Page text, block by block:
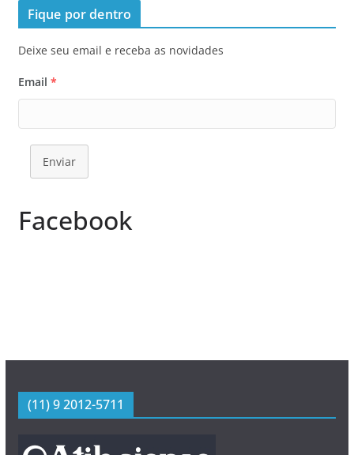
Fique por dentro
Deixe seu email e receba as novidades
Email *
Enviar
Facebook
(11) 9 2012-5711